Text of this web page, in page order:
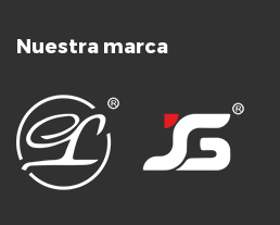
Nuestra marca